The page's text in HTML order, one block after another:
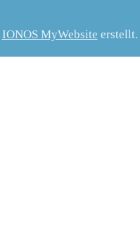
IONOS MyWebsite erstellt.